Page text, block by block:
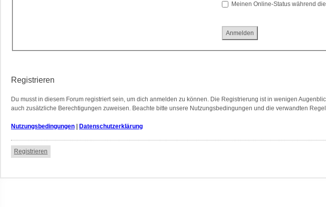
Meinen Online-Status während
Registrieren
Du musst in diesem Forum registriert sein, um dich anmelden zu können. Die Registrierung ist in wenigen
auch zusätzliche Berechtigungen zuweisen. Beachte bitte unsere Nutzungsbedingungen und die verwandten
Nutzungsbedingungen | Datenschutzerklärung
Registrieren